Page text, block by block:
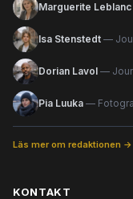
Marguerite Leblanc
Isa Stenstedt —
Dorian Lavol —
Pia Luuka —
Läs mer om redaktionen →
KONTAKT